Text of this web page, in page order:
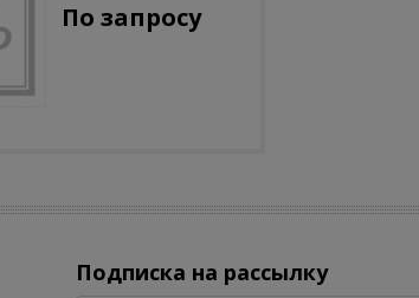
По запросу
Подписка на рассылку